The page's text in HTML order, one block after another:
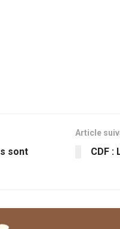
sont
Article
CDF